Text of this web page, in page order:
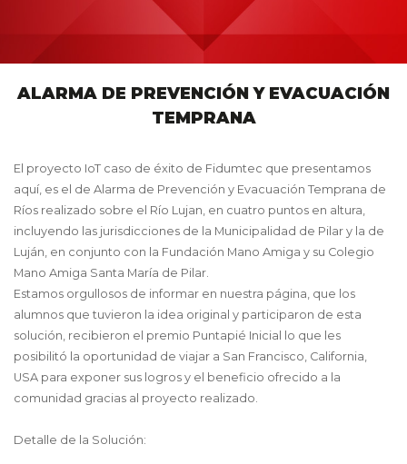
ALARMA DE PREVENCIÓN Y EVACUACIÓN
TEMPRANA
El proyecto IoT caso de éxito de Fidumtec que presentamos
aquí, es el de Alarma de Prevención y Evacuación Temprana de
Ríos realizado sobre el Río Lujan, en cuatro puntos en altura,
incluyendo las jurisdicciones de la Municipalidad de Pilar y la de
Luján, en conjunto con la Fundación Mano Amiga y su Colegio
Mano Amiga Santa María de Pilar.
Estamos orgullosos de informar en nuestra página, que los
alumnos que tuvieron la idea original y participaron de esta
solución, recibieron el premio Puntapié Inicial lo que les
posibilitó la oportunidad de viajar a San Francisco, California,
USA para exponer sus logros y el beneficio ofrecido a la
comunidad gracias al proyecto realizado.
Detalle de la Solución: